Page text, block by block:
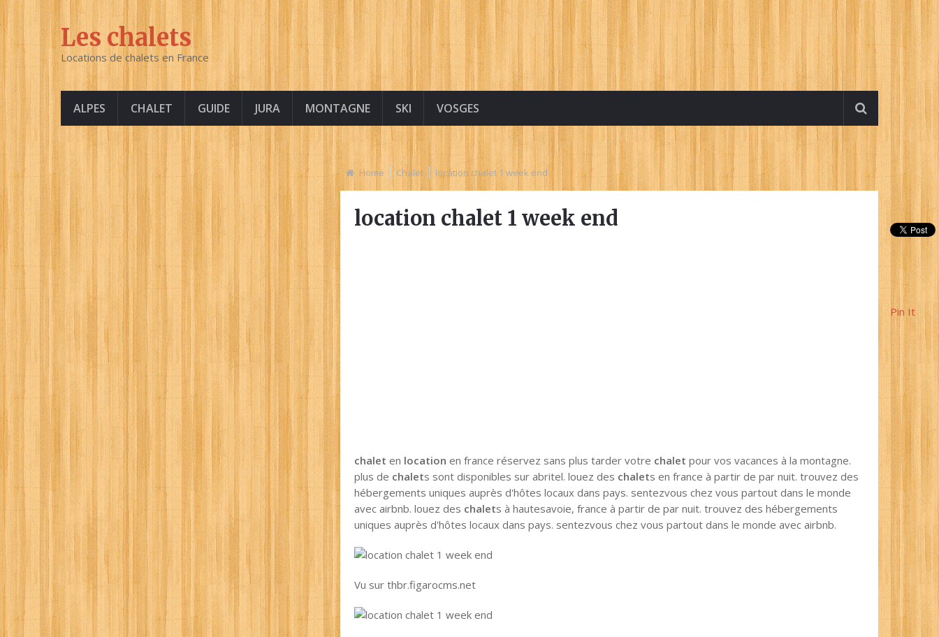
Les chalets
Locations de chalets en France
ALPES CHALET GUIDE JURA MONTAGNE SKI VOSGES
Home Chalet location chalet 1 week end
location chalet 1 week end
chalet en location en france réservez sans plus tarder votre chalet pour vos vacances à la montagne.
plus de chalets sont disponibles sur abritel. louez des chalets en france à partir de par nuit. trouvez des
hébergements uniques auprès d'hôtes locaux dans pays. sentezvous chez vous partout dans le monde
avec airbnb. louez des chalets à hautesavoie, france à partir de par nuit. trouvez des hébergements
uniques auprès d'hôtes locaux dans pays. sentezvous chez vous partout dans le monde avec airbnb.
Vu sur thbr.figarocms.net
Pin It